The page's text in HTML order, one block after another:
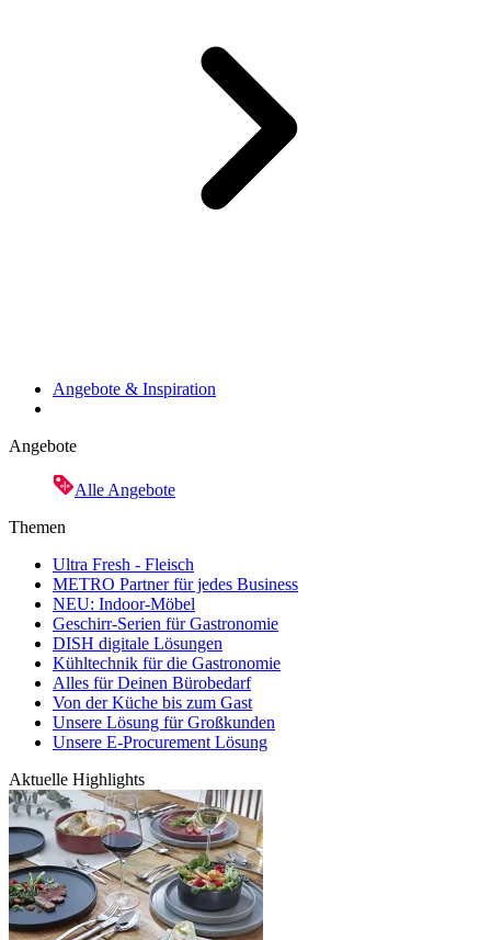
Angebote & Inspiration
Angebote
Alle Angebote
Themen
Ultra Fresh - Fleisch
METRO Partner für jedes Business
NEU: Indoor-Möbel
Geschirr-Serien für Gastronomie
DISH digitale Lösungen
Kühltechnik für die Gastronomie
Alles für Deinen Bürobedarf
Von der Küche bis zum Gast
Unsere Lösung für Großkunden
Unsere E-Procurement Lösung
Aktuelle Highlights